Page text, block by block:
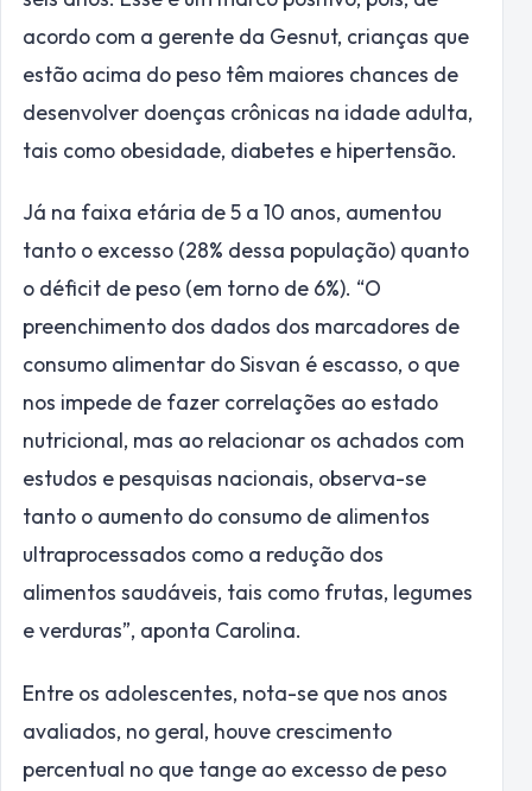
acordo com a gerente da Gesnut, crianças que
estão acima do peso têm maiores chances de
desenvolver doenças crônicas na idade adulta,
tais como obesidade, diabetes e hipertensão.
Já na faixa etária de 5 a 10 anos, aumentou
tanto o excesso (28% dessa população) quanto
o déficit de peso (em torno de 6%). “O
preenchimento dos dados dos marcadores de
consumo alimentar do Sisvan é escasso, o que
nos impede de fazer correlações ao estado
nutricional, mas ao relacionar os achados com
estudos e pesquisas nacionais, observa-se
tanto o aumento do consumo de alimentos
ultraprocessados como a redução dos
alimentos saudáveis, tais como frutas, legumes
e verduras”, aponta Carolina.
Entre os adolescentes, nota-se que nos anos
avaliados, no geral, houve crescimento
percentual no que tange ao excesso de peso